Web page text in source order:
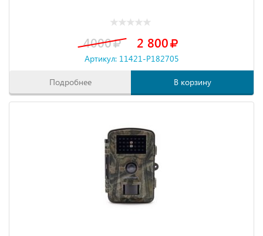
4000 2 800
Артикул: 11421-P182705
Подробнее В корзину